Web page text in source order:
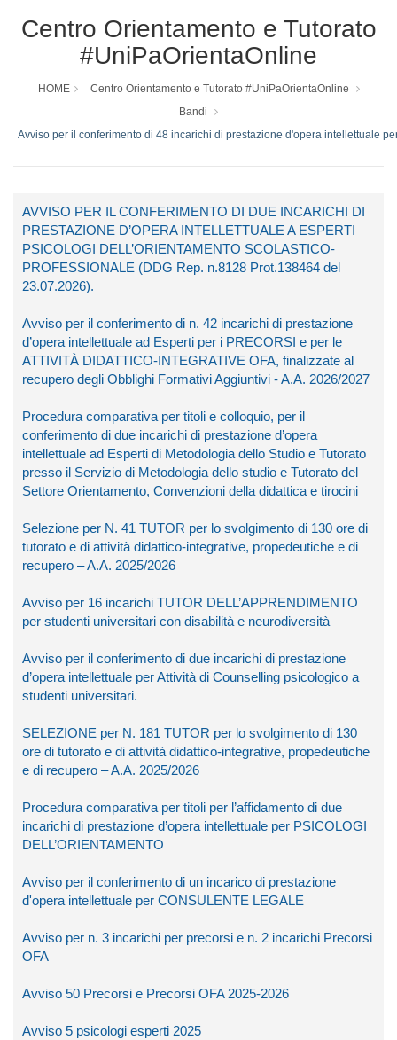
Centro Orientamento e Tutorato
#UniPaOrientaOnline
HOME
Centro Orientamento e Tutorato #UniPaOrientaOnline
Bandi
Avviso per il conferimento di 48 incarichi di prestazione d'opera intellettuale
AVVISO PER IL CONFERIMENTO DI DUE INCARICHI DI
PRESTAZIONE D’OPERA INTELLETTUALE A ESPERTI
PSICOLOGI DELL’ORIENTAMENTO SCOLASTICO-
PROFESSIONALE (DDG Rep. n.8128 Prot.138464 del
23.07.2026).
Avviso per il conferimento di n. 42 incarichi di prestazione
d’opera intellettuale ad Esperti per i PRECORSI e per le
ATTIVITÀ DIDATTICO-INTEGRATIVE OFA, finalizzate al
recupero degli Obblighi Formativi Aggiuntivi - A.A. 2026/2027
Procedura comparativa per titoli e colloquio, per il
conferimento di due incarichi di prestazione d’opera
intellettuale ad Esperti di Metodologia dello Studio e Tutorato
presso il Servizio di Metodologia dello studio e Tutorato del
Settore Orientamento, Convenzioni della didattica e tirocini
Selezione per N. 41 TUTOR per lo svolgimento di 130 ore di
tutorato e di attività didattico-integrative, propedeutiche e di
recupero – A.A. 2025/2026
Avviso per 16 incarichi TUTOR DELL’APPRENDIMENTO
per studenti universitari con disabilità e neurodiversità
Avviso per il conferimento di due incarichi di prestazione
d’opera intellettuale per Attività di Counselling psicologico a
studenti universitari.
SELEZIONE per N. 181 TUTOR per lo svolgimento di 130
ore di tutorato e di attività didattico-integrative, propedeutiche
e di recupero – A.A. 2025/2026
Procedura comparativa per titoli per l’affidamento di due
incarichi di prestazione d’opera intellettuale per PSICOLOGI
DELL’ORIENTAMENTO
Avviso per il conferimento di un incarico di prestazione
d'opera intellettuale per CONSULENTE LEGALE
Avviso per n. 3 incarichi per precorsi e n. 2 incarichi Precorsi
OFA
Avviso 50 Precorsi e Precorsi OFA 2025-2026
Avviso 5 psicologi esperti 2025